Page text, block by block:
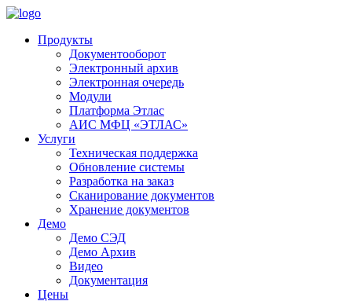
Продукты
Документооборот
Электронный архив
Электронная очередь
Модули
Платформа Этлас
АИС МФЦ «ЭТЛАС»
Услуги
Техническая поддержка
Обновление системы
Разработка на заказ
Сканирование документов
Хранение документов
Демо
Демо СЭД
Демо Архив
Видео
Документация
Цены